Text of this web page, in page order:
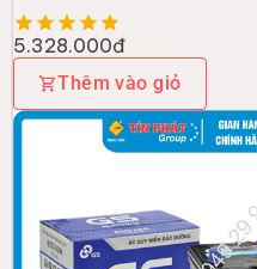
5.328.000đ
Thêm vào giỏ